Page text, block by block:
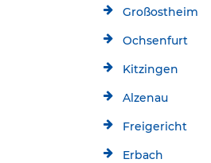
Großostheim
Ochsenfurt
Kitzingen
Alzenau
Freigericht
Erbach